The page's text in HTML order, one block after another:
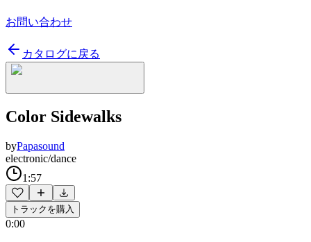
お問い合わせ
カタログに戻る
Color Sidewalks
byPapasound
electronic/dance
1:57
トラックを購入
0:00